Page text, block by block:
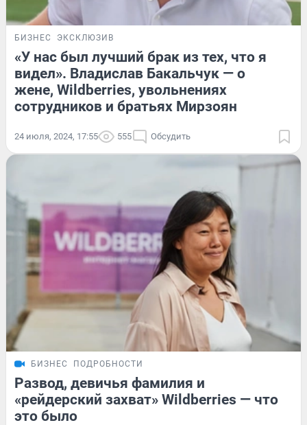
БИЗНЕС ЭКСКЛЮЗИВ
«У нас был лучший брак из тех, что я
видел». Владислав Бакальчук — о
жене, Wildberries, увольнениях
сотрудников и братьях Мирзоян
24 июля, 2024, 17:55 555 Обсудить
БИЗНЕС ПОДРОБНОСТИ
Развод, девичья фамилия и
«рейдерский захват» Wildberries — что
это было